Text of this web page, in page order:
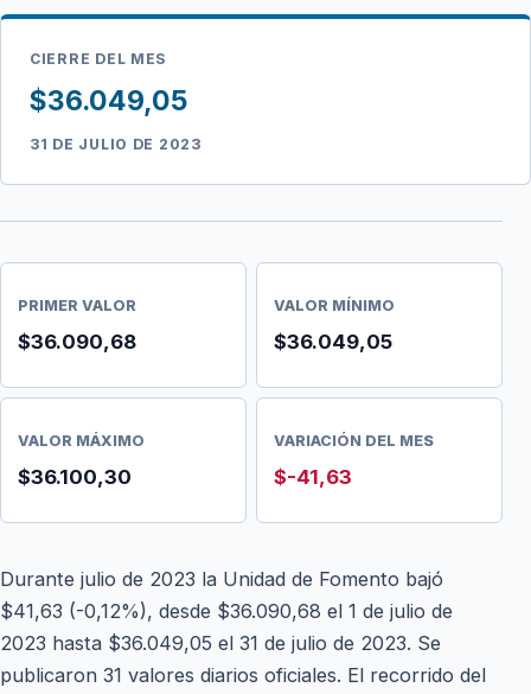
CIERRE DEL MES
$36.049,05
31 DE JULIO DE 2023
PRIMER VALOR
$36.090,68
VALOR MÍNIMO
$36.049,05
VALOR MÁXIMO
$36.100,30
VARIACIÓN DEL MES
$-41,63
Durante julio de 2023 la Unidad de Fomento bajó
$41,63 (-0,12%), desde $36.090,68 el 1 de julio de
2023 hasta $36.049,05 el 31 de julio de 2023. Se
publicaron 31 valores diarios oficiales. El recorrido del